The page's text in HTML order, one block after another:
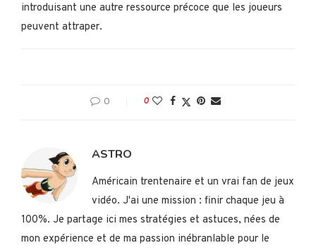
introduisant une autre ressource précoce que les joueurs
peuvent attraper.
0 0
ASTRO
Américain trentenaire et un vrai fan de jeux
vidéo. J'ai une mission : finir chaque jeu à
100%. Je partage ici mes stratégies et astuces, nées de
mon expérience et de ma passion inébranlable pour le